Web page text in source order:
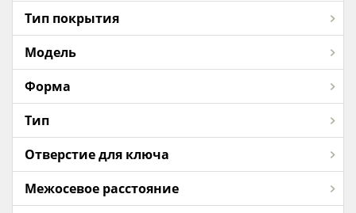
Тип покрытия
Модель
Форма
Тип
Отверстие для ключа
Межосевое расстояние